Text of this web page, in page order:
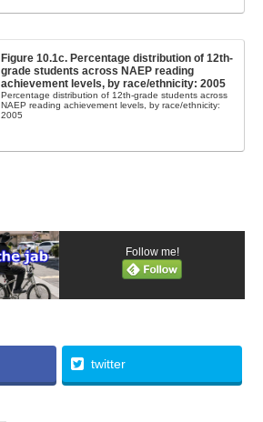
Figure 10.1c. Percentage distribution of 12th-
grade students across NAEP reading
achievement levels, by race/ethnicity: 2005
Percentage distribution of 12th-grade students across
NAEP reading achievement levels, by race/ethnicity:
2005
Follow me!
twitter